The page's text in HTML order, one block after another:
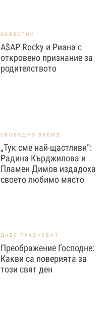
ИЗВЕСТНИ
A$AP Rocky и Риана с
откровено признание за
родителството
СВОБОДНО ВРЕМЕ
„Тук сме най-щастливи“:
Радина Кърджилова и
Пламен Димов издадоха
своето любимо място
ДНЕС ПРАЗНУВАТ
Преображение Господне:
Какви са поверията за
този свят ден